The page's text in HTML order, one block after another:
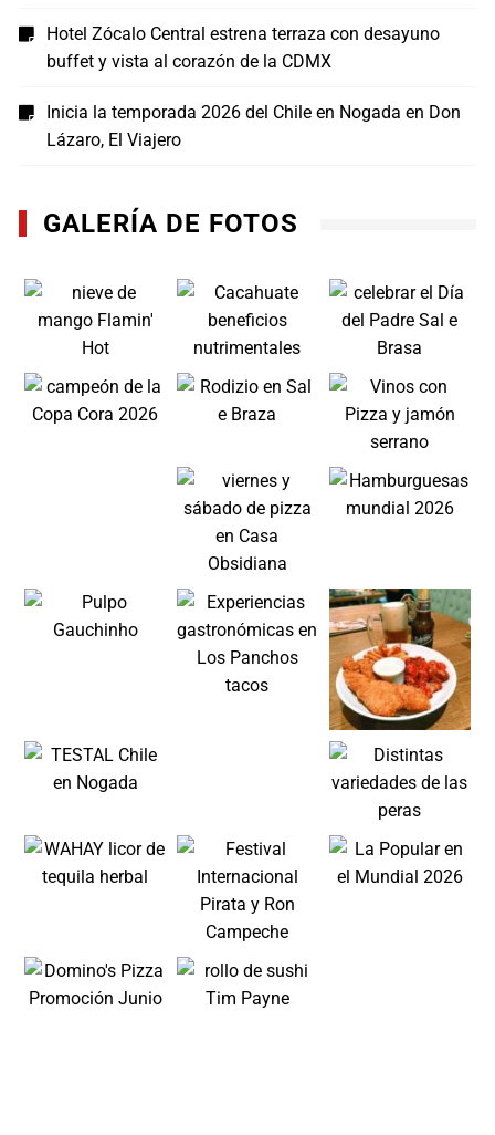
Hotel Zócalo Central estrena terraza con desayuno
buffet y vista al corazón de la CDMX
Inicia la temporada 2026 del Chile en Nogada en Don
Lázaro, El Viajero
GALERÍA DE FOTOS